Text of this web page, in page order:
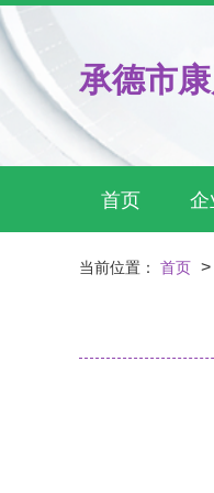
承德市
首页 企
当前位置： 首页 >